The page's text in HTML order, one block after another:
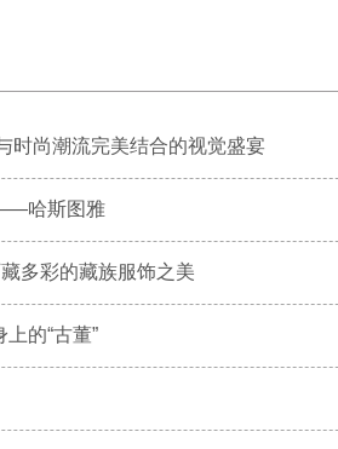
时尚潮流完美结合的视觉盛宴
哈斯图雅
多彩的藏族服饰之美
的“古董”